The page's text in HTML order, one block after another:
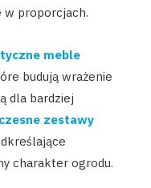
w proporcjach.
meble
budują wrażenie
dla bardziej
zestawy
charakter ogrodu.